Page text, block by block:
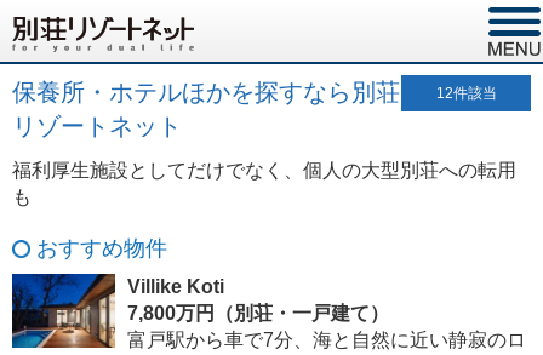
保養所・ホテルほかを探すなら別荘
リゾートネット
12件該当
福利厚生施設としてだけでなく、個人の大型別荘への転用
も
おすすめ物件
Villike Koti
7,800万円（別荘・一戸建て）
富戸駅から車で7分、海と自然に近い静寂のロ